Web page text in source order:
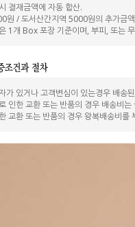
결재금액에 자동 합산.
원 / 도서산간지역 5000원의 추가금
1개 Box 포장 기준이며, 부피, 또는
가 있거나 고객변심이 있는경우 배송
인한 교환 또는 반품의 경우 배송비는
교환 또는 반품의 경우 왕복배송비를